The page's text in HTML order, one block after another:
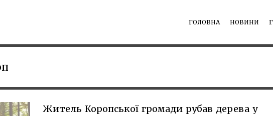
ГОЛОВНА НОВИНИ
Житель Коропської громади рубав дерева у